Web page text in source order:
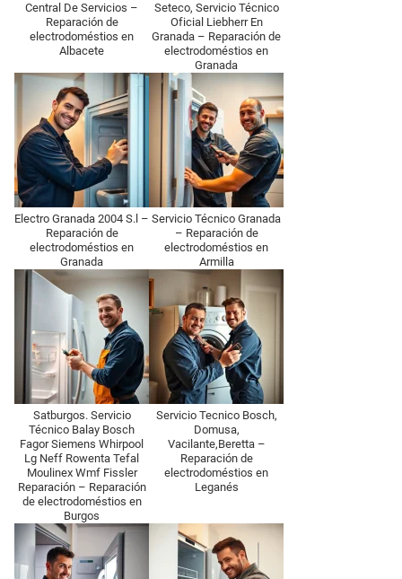
Central De Servicios –
Reparación de
electrodoméstios en
Albacete
Seteco, Servicio Técnico
Oficial Liebherr En
Granada – Reparación de
electrodoméstios en
Granada
Electro Granada 2004 S.l –
Reparación de
electrodoméstios en
Granada
Servicio Técnico Granada
– Reparación de
electrodoméstios en
Armilla
Satburgos. Servicio
Técnico Balay Bosch
Fagor Siemens Whirpool
Lg Neff Rowenta Tefal
Moulinex Wmf Fissler
Reparación – Reparación
de electrodoméstios en
Burgos
Servicio Tecnico Bosch,
Domusa,
Vacilante,Beretta –
Reparación de
electrodoméstios en
Leganés